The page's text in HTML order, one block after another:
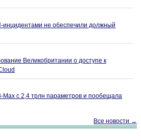
инцидентами не обеспечили должный
Великобритании о доступе к
Max с 2,4 трлн параметров и пообещала
Все новости →